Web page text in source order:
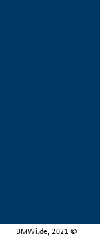
BMWi.de, 2021 ©